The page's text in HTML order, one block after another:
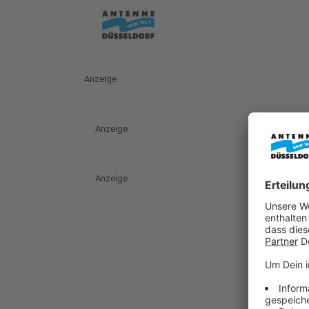
Anzeige
Anzeige
Anzeige